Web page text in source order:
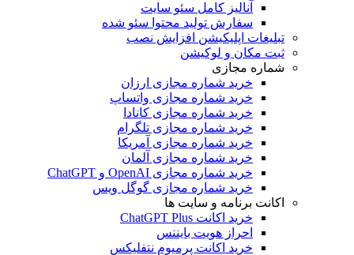
آنالیز کامل سئو سایت
سفارش تولید محتوا سئو شده
تبلیغات اپلیکیشن افزایش نصب
ثبت مکان و لوکیشن
شماره مجازی
خرید شماره مجازی ارزان
خرید شماره مجازی واتساپ
خرید شماره مجازی کانادا
خرید شماره مجازی تلگرام
خرید شماره مجازی آمریکا
خرید شماره مجازی آلمان
خرید شماره مجازی OpenAI و ChatGPT
خرید شماره مجازی گوگل ویس
اکانت برنامه و سایت ها
خرید اکانت ChatGPT Plus
احراز هویت بایننس
خرید اکانت پرمیوم نتفلیکس